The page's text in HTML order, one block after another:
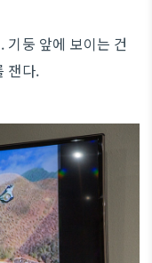
기둥 앞에 보이는 건
잰다.